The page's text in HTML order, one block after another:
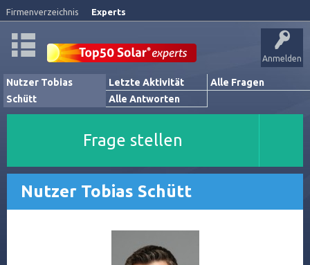
Firmenverzeichnis Experts
Anmelden
Nutzer Tobias
Schütt
Letzte Aktivität
Alle Fragen
Alle Antworten
Frage stellen
Nutzer Tobias Schütt